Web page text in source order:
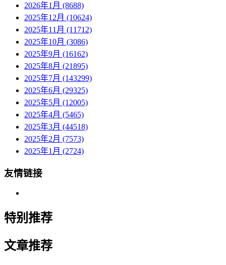
2026年1月 (8688)
2025年12月 (10624)
2025年11月 (11712)
2025年10月 (3086)
2025年9月 (16162)
2025年8月 (21895)
2025年7月 (143299)
2025年6月 (29325)
2025年5月 (12005)
2025年4月 (5465)
2025年3月 (44518)
2025年2月 (7573)
2025年1月 (2724)
友情链接
特别推荐
文章推荐